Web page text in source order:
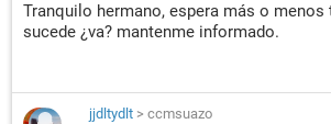
Tranquilo hermano, espera más o menos
sucede ¿va? mantenme informado.
jjdltydlt > ccmsuazo